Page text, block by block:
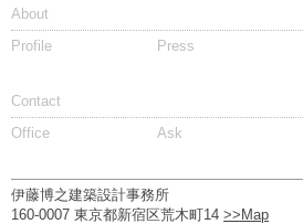
About
Profile
Press
Contact
Office
Ask
伊藤博之建築設計事務所
160-0007 東京都新宿区荒木町14 >>Map